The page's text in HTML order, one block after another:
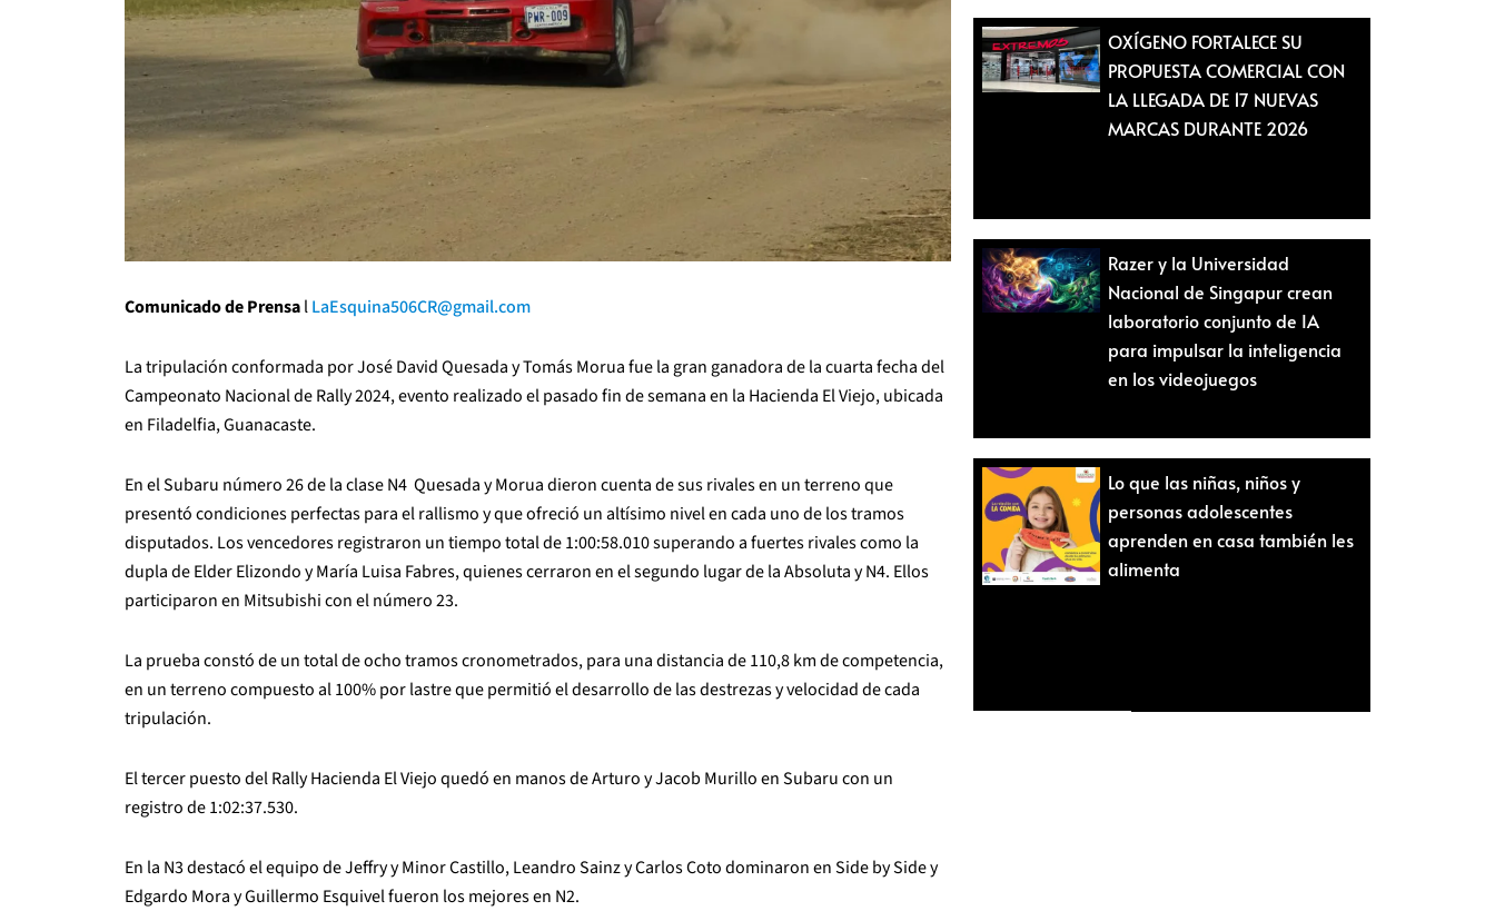
Comunicado de PrensalLaEsquina506CR@gmail.com
La tripulación conformada por José David Quesada y Tomás Morua fue la gran ganadora de la cuarta fecha del
Campeonato Nacional de Rally 2024, evento realizado el pasado fin de semana en la Hacienda El Viejo, ubicada
en Filadelfia, Guanacaste.
En el Subaru número 26 de la clase N4 Quesada y Morua dieron cuenta de sus rivales en un terreno que
presentó condiciones perfectas para el rallismo y que ofreció un altísimo nivel en cada uno de los tramos
disputados. Los vencedores registraron un tiempo total de 1:00:58.010 superando a fuertes rivales como la
dupla de Elder Elizondo y María Luisa Fabres, quienes cerraron en el segundo lugar de la Absoluta y N4. Ellos
participaron en Mitsubishi con el número 23.
La prueba constó de un total de ocho tramos cronometrados, para una distancia de 110,8 km de competencia,
en un terreno compuesto al 100% por lastre que permitió el desarrollo de las destrezas y velocidad de cada
tripulación.
El tercer puesto del Rally Hacienda El Viejo quedó en manos de Arturo y Jacob Murillo en Subaru con un
registro de 1:02:37.530.
En la N3 destacó el equipo de Jeffry y Minor Castillo, Leandro Sainz y Carlos Coto dominaron en Side by Side y
Edgardo Mora y Guillermo Esquivel fueron los mejores en N2.
OXÍGENO FORTALECE SU
PROPUESTA COMERCIAL CON
LA LLEGADA DE 17 NUEVAS
MARCAS DURANTE 2026
Razer y la Universidad
Nacional de Singapur crean
laboratorio conjunto de IA
para impulsar la inteligencia
en los videojuegos
Lo que las niñas, niños y
personas adolescentes
aprenden en casa también les
alimenta